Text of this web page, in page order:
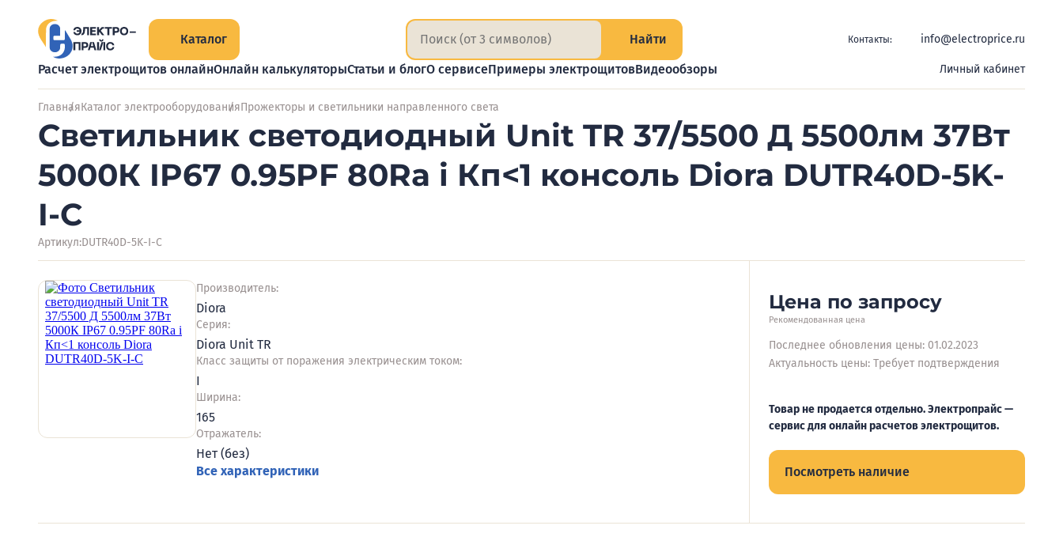
Каталог Найти Контакты: info@electroprice.ru
Расчет электрощитов онлайнОнлайн калькуляторыСтатьи и блогО сервисеПримеры электрощитовВидеообзоры Личный кабинет
ГлавнаяКаталог электрооборудованияПрожекторы и светильники направленного света
Светильник светодиодный Unit TR 37/5500 Д 5500лм 37Вт
5000К IP67 0.95PF 80Ra i Кп<1 консоль Diora DUTR40D-5K-
I-C
Артикул:DUTR40D-5K-I-C
Производитель:
Diora
Серия:
Diora Unit TR
Класс защиты от поражения электрическим током:
I
Ширина:
165
Отражатель:
Нет (без)
Все характеристики
Цена по запросу
Рекомендованная цена
Последнее обновления цены: 01.02.2023
Актуальность цены: Требует подтверждения
Товар не продается отдельно. Электропрайс —
сервис для онлайн расчетов электрощитов.
Посмотреть наличие